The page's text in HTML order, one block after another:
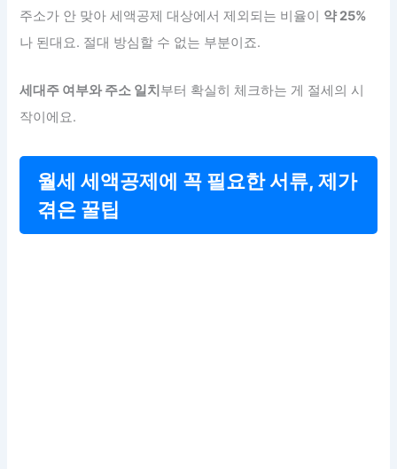
주소가 안 맞아 세액공제 대상에서 제외되는 비율이 약 25%
나 된대요. 절대 방심할 수 없는 부분이죠.
세대주 여부와 주소 일치 부터 확실히 체크하는 게 절세의 시
작이에요.
월세 세액공제에 꼭 필요한 서류, 제가
겪은 꿀팁